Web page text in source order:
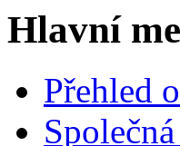
Hlavní
Přehled